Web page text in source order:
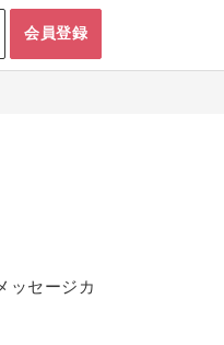
会員登録
ッセージカ